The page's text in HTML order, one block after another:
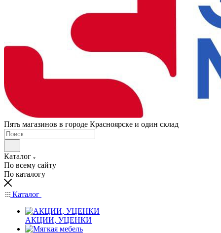
Пять магазинов в городе Красноярске и один склад
Каталог
По всему сайту
По каталогу
Каталог
АКЦИИ, УЦЕНКИ